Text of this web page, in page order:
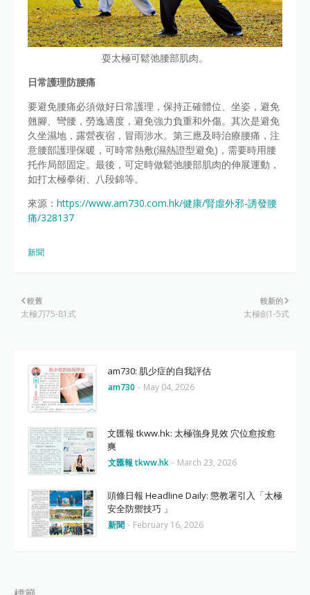
耍太極可鬆弛腰部肌肉。
日常護理防腰痛
要避免腰痛必須做好日常護理，保持正確體位、坐姿，避免
翹腳、彎腰，勞逸適度，避免強力負重和外傷。其次是避免
久坐濕地，露營夜宿，冒雨涉水。第三應及時治療腰痛，注
意腰部護理保暖，可時常熱敷(濕熱證型避免)，需要時用腰
托作局部固定。最後，可定時做鬆弛腰部肌肉的伸展運動，
如打太極拳術、八段錦等。
來源： https://www.am730.com.hk/健康/腎虛外邪-誘發腰
痛/328137
新聞
較新的
太極劍1-5式
較舊
太極刀75-81式
am730: 肌少症的自我評估
am730 - May 04, 2026
文匯報 tkww.hk: 太極強身見效 穴位愈按愈
爽
文匯報 tkww.hk - March 23, 2026
頭條日報 Headline Daily: 懲教署引入「太極
安全防禦技巧 」
新聞 - February 16, 2026